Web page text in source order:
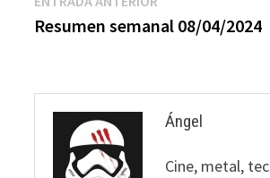
de
anterior:
Resumen semanal 08/04/2024
Ángel
Cine, metal,